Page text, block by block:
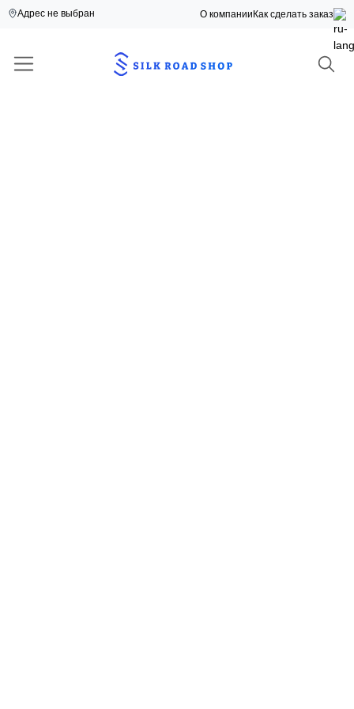
Адрес не выбран О компании Как сделать заказ